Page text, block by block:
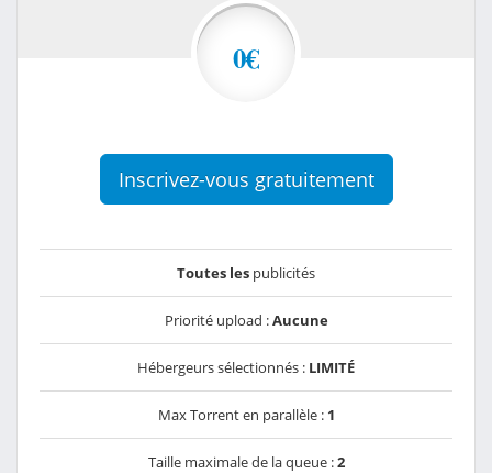
0€
Inscrivez-vous gratuitement
Toutes les publicités
Priorité upload :Aucune
Hébergeurs sélectionnés : LIMITÉ
Max Torrent en parallèle : 1
Taille maximale de la queue :2